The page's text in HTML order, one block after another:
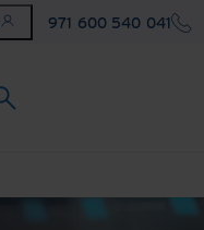
971 600 540 041